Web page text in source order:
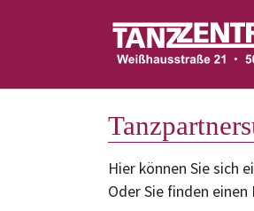
Hier können Sie sich
Oder Sie finden